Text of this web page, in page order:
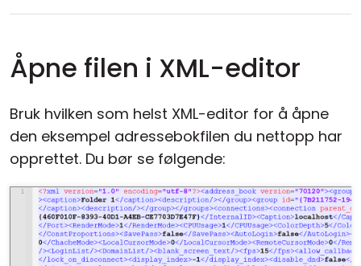
Åpne filen i XML-editor
Bruk hvilken som helst XML-editor for å åpne
den eksempel adressebokfilen du nettopp har
opprettet. Du bør se følgende: